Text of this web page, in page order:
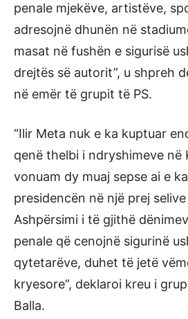
penale mjekëve, artistëve,
adresojnë dhunën në
masat në fushën e sigurisë
drejtës së autorit”, u shpreh
në emër të grupit të PS.
“Ilir Meta nuk e ka kuptuar
qenë thelbi i ndryshimeve në
vonuam dy muaj sepse ai e
presidencën në një prej
Ashpërsimi i të gjithë
penale që cenojnë sigurinë
qytetarëve, duhet të jetë
kryesore”, deklaroi kreu i
Balla.